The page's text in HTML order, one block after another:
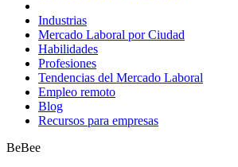
Industrias
Mercado Laboral por Ciudad
Habilidades
Profesiones
Tendencias del Mercado Laboral
Empleo remoto
Blog
Recursos para empresas
BeBee